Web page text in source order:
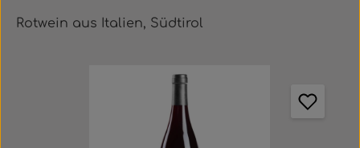
Rotwein aus Italien, Südtirol
Bildergalerie überspringen